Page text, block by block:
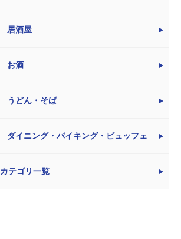
居酒屋
お酒
うどん・そば
ダイニング・バイキング・ビュッフェ
カテゴリ一覧